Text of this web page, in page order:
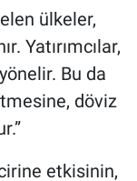
ülkeler,
Yatırımcılar,
Bu da
döviz
etkisinin,